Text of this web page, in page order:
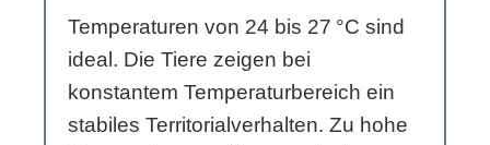
Temperaturen von 24 bis 27 °C sind
ideal. Die Tiere zeigen bei
konstantem Temperaturbereich ein
stabiles Territorialverhalten. Zu hohe